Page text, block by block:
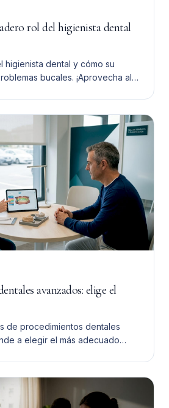
rol del higienista dental
higienista dental y cómo su
bucales. ¡Aprovecha al
avanzados: elige el
de procedimientos dentales
a elegir el más adecuado